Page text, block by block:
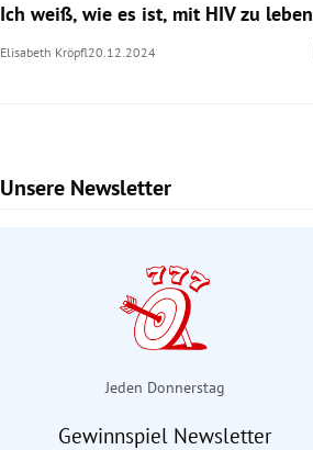
Ich weiß, wie es ist, mit HIV zu leben
Elisabeth Kröpfl20.12.2024
Unsere Newsletter
Slide 1 von 6
Jeden Donnerstag
Gewinnspiel Newsletter